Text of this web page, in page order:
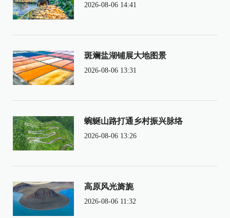
2026-08-06 14:41
斑斓盐湖铺展大地图景
2026-08-06 13:31
蜿蜒山路打通乡村振兴脉络
2026-08-06 13:26
高原风光旖旎
2026-08-06 11:32